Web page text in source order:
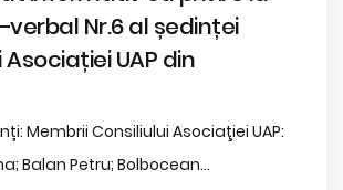
Nr.6 al ședinței
Asociației UAP din
Membrii Consiliului Asociaţiei UAP:
Balan Petru; Bolbocean...